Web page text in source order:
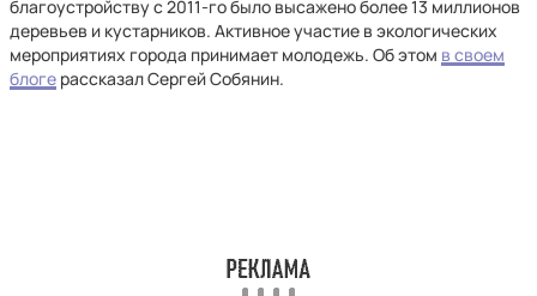
благоустройству с 2011-го было высажено более 13 миллионов
деревьев и кустарников. Активное участие в экологических
мероприятиях города принимает молодежь. Об этом в своем
блоге рассказал Сергей Собянин.